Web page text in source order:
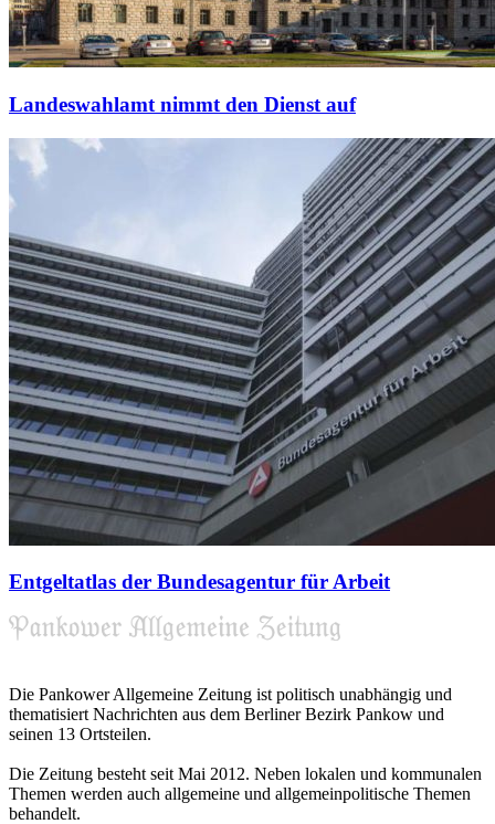
Landeswahlamt nimmt den Dienst auf
Entgeltatlas der Bundesagentur für Arbeit
Die Pankower Allgemeine Zeitung ist politisch unabhängig und
thematisiert Nachrichten aus dem Berliner Bezirk Pankow und
seinen 13 Ortsteilen.
Die Zeitung besteht seit Mai 2012. Neben lokalen und kommunalen
Themen werden auch allgemeine und allgemeinpolitische Themen
behandelt.